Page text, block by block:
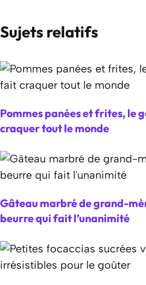
Sujets relatifs
Pommes panées et frites, le
craquer tout le monde
Gâteau marbré de grand-
beurre qui fait l’unanimité